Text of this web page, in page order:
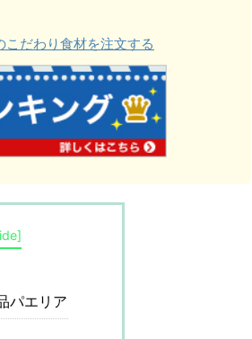
だわり食材を注文する
]
パエリア